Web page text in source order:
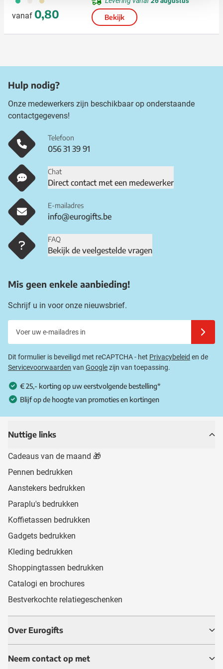
vanaf 0,80 Bekijk
Hulp nodig?
Onze medewerkers zijn beschikbaar op onderstaande
contactgegevens!
Telefoon
056 31 39 91
Chat
Direct contact met een medewerker
E-mailadres
info@eurogifts.be
FAQ
Bekijk de veelgestelde vragen
Mis geen enkele aanbieding!
Schrijf u in voor onze nieuwsbrief.
Dit formulier is beveiligd met reCAPTCHA - het Privacybeleid en de
Servicevoorwaarden van Googlezijn van toepassing.
€ 25,- korting op uw eerstvolgende bestelling*
Blijf op de hoogte van promoties en kortingen
Nuttige links
Cadeaus van de maand 🎁
Pennen bedrukken
Aanstekers bedrukken
Paraplu's bedrukken
Koffietassen bedrukken
Gadgets bedrukken
Kleding bedrukken
Shoppingtassen bedrukken
Catalogi en brochures
Bestverkochte relatiegeschenken
Over Eurogifts
Neem contact op met